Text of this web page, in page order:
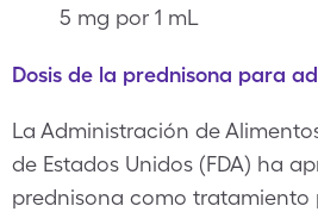
5 mg por 1 mL
Dosis de la prednisona para
La Administración de
de Estados Unidos (FDA) ha
prednisona como tratamiento